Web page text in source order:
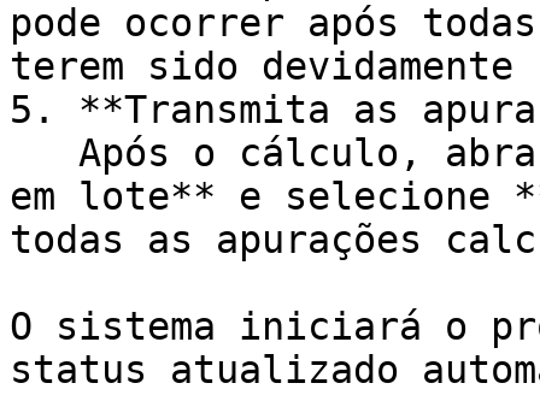
pode ocorrer após
terem sido
5. **Transmita as
em lote** e selecione
todas as apurações
O sistema iniciará o
status atualizado